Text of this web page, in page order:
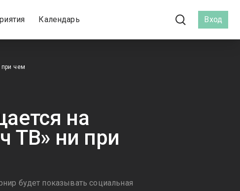
Календарь Вход
чем
на
ТВ» ни при
будет показывать социальная